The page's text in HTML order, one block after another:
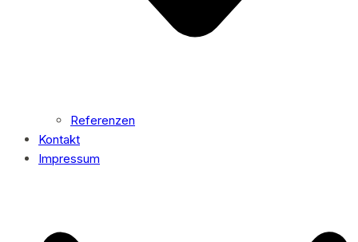
Referenzen
Kontakt
Impressum